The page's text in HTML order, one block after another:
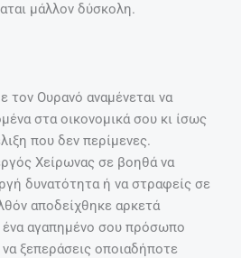
μάλλον δύσκολη.
τον Ουρανό αναμένεται να
στα οικονομικά σου κι ίσως
που δεν περίμενες.
Χείρωνας σε βοηθά να
δυνατότητα ή να στραφείς σε
αποδείχθηκε αρκετά
ένα αγαπημένο σου πρόσωπο
ξεπεράσεις οποιαδήποτε